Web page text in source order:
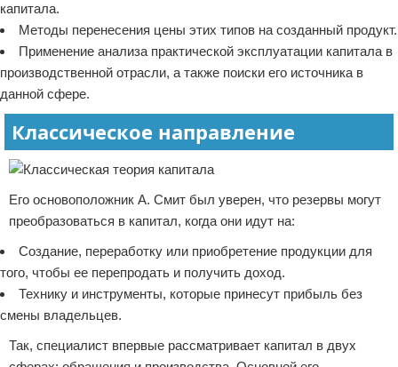
капитала.
Методы перенесения цены этих типов на созданный продукт.
Применение анализа практической эксплуатации капитала в
производственной отрасли, а также поиски его источника в
данной сфере.
Классическое направление
Его основоположник А. Смит был уверен, что резервы могут
преобразоваться в капитал, когда они идут на:
Создание, переработку или приобретение продукции для
того, чтобы ее перепродать и получить доход.
Технику и инструменты, которые принесут прибыль без
смены владельцев.
Так, специалист впервые рассматривает капитал в двух